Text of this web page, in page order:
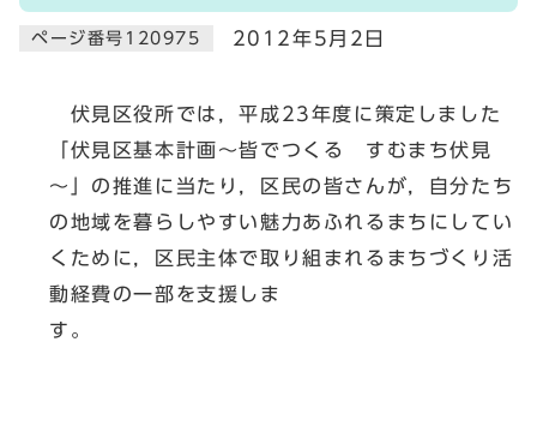
ページ番号120975 2012年5月2日
伏見区役所では，平成23年度に策定しました
「伏見区基本計画～皆でつくる すむまち伏見
～」の推進に当たり，区民の皆さんが，自分たち
の地域を暮らしやすい魅力あふれるまちにしてい
くために，区民主体で取り組まれるまちづくり活
動経費の一部を支援しま
す。